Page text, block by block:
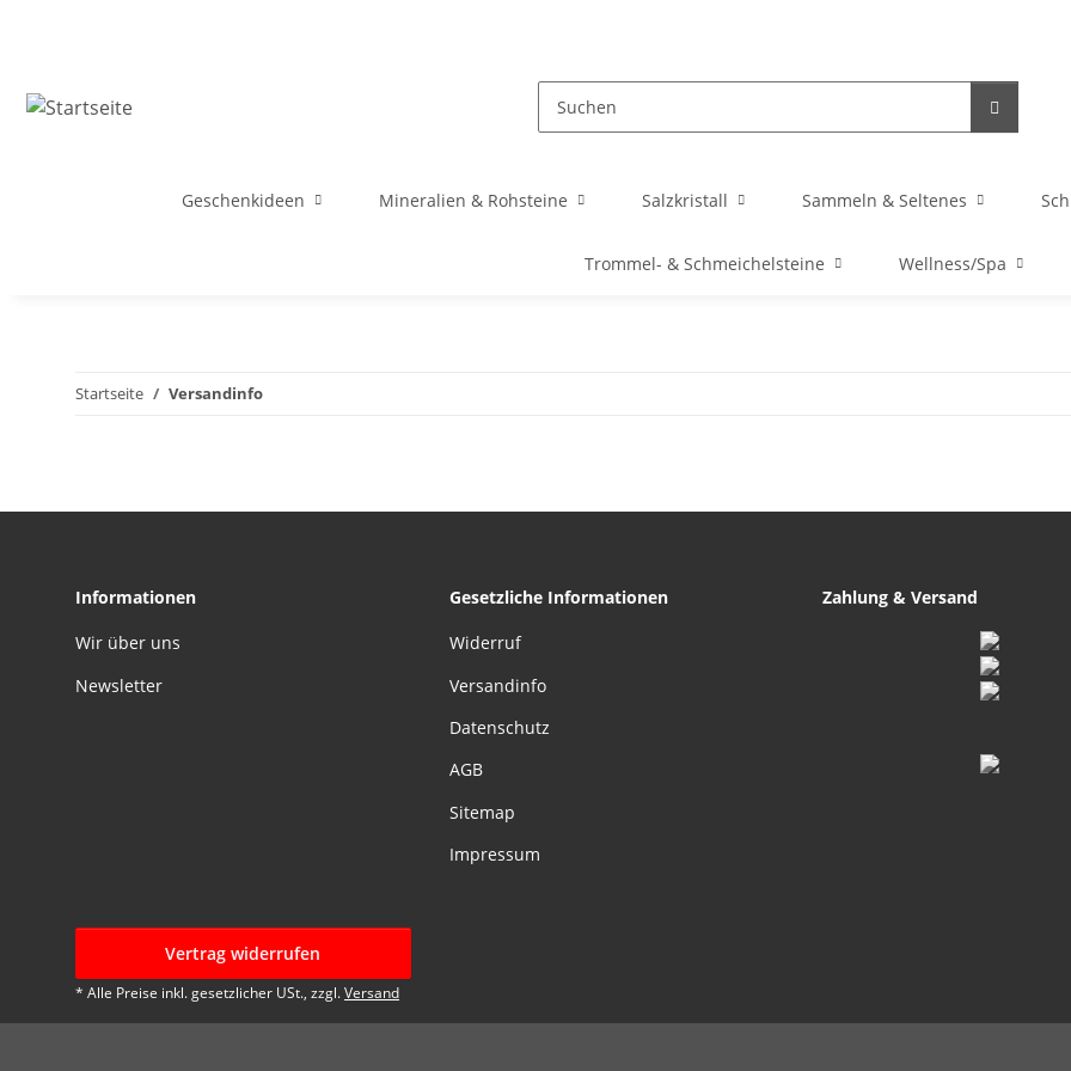
Geschenkideen Mineralien & Rohsteine Salzkristall Sammeln & Seltenes
Trommel- & Schmeichelsteine Wellness/Spa
Startseite Versandinfo
Informationen
Wir über uns
Newsletter
Gesetzliche Informationen
Widerruf
Versandinfo
Datenschutz
AGB
Sitemap
Impressum
Zahlung & Versand
Vertrag widerrufen
* Alle Preise inkl. gesetzlicher USt., zzgl.Versand